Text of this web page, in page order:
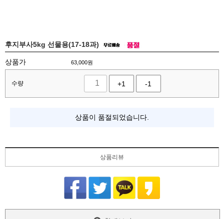
후지부사5kg 선물용(17-18과)
상품가 63,000원
수량 +1 -1
상품이 품절되었습니다.
상품리뷰